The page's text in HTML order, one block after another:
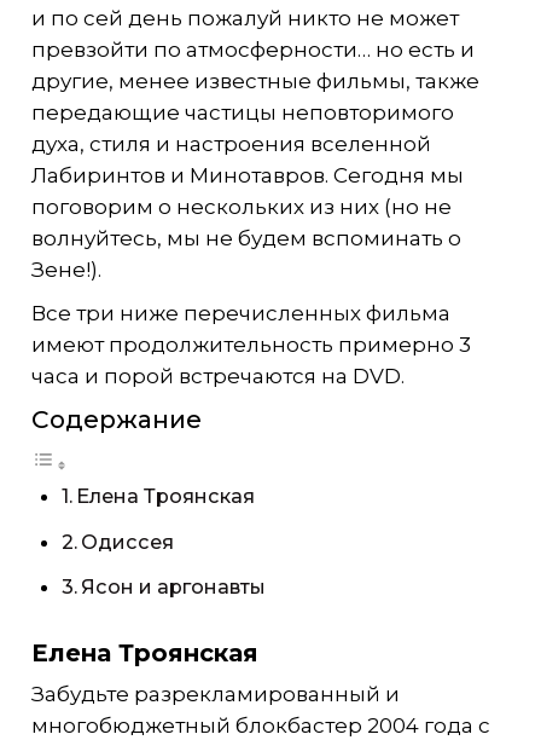
и по сей день пожалуй никто не может
превзойти по атмосферности… но есть и
другие, менее известные фильмы, также
передающие частицы неповторимого
духа, стиля и настроения вселенной
Лабиринтов и Минотавров. Сегодня мы
поговорим о нескольких из них (но не
волнуйтесь, мы не будем вспоминать о
Зене!).
Все три ниже перечисленных фильма
имеют продолжительность примерно 3
часа и порой встречаются на DVD.
Содержание
Елена Троянская
Одиссея
Ясон и аргонавты
Елена Троянская
Забудьте разрекламированный и
многобюджетный блокбастер 2004 года с